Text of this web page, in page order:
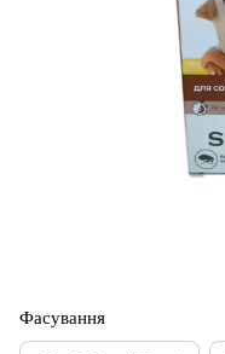
Фасування